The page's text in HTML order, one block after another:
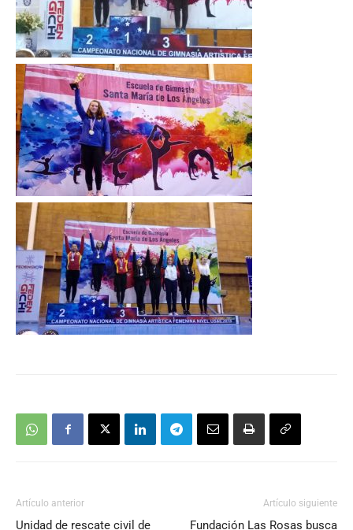
Artículo anterior
Unidad de rescate civil de
Artículo siguiente
Fundación Las Rosas busca